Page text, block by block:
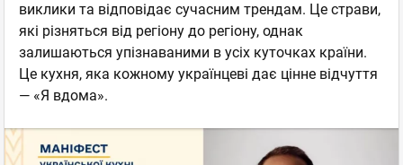
виклики та відповідає сучасним трендам. Це страви,
які різняться від регіону до регіону, однак
залишаються упізнаваними в усіх куточках країни.
Це кухня, яка кожному українцеві дає цінне відчуття
— «Я вдома».